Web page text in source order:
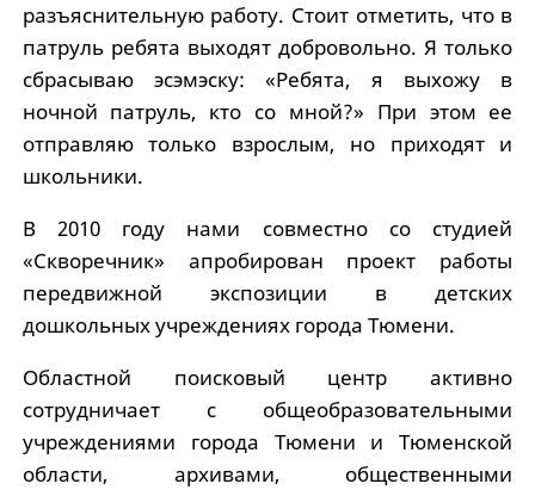
разъяснительную работу. Стоит отметить, что в
патруль ребята выходят добровольно. Я только
сбрасываю эсэмэску: «Ребята, я выхожу в
ночной патруль, кто со мной?» При этом ее
отправляю только взрослым, но приходят и
школьники.
В 2010 году нами совместно со студией
«Скворечник» апробирован проект работы
передвижной экспозиции в детских
дошкольных учреждениях города Тюмени.
Областной поисковый центр активно
сотрудничает с общеобразовательными
учреждениями города Тюмени и Тюменской
области, архивами, общественными